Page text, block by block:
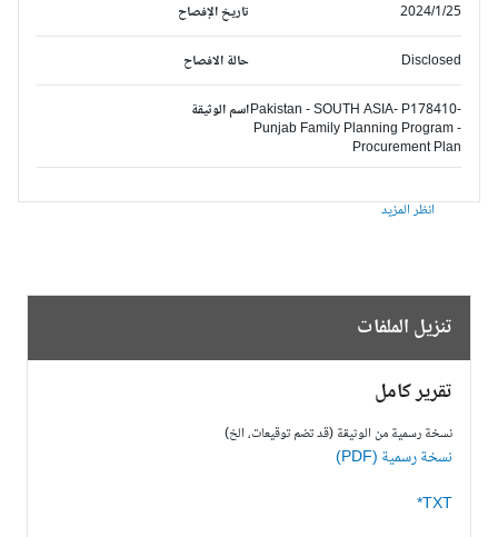
تاريخ الإفصاح
2024/1/25
حالة الافصاح Disclosed
اسم الوثيقةPakistan - SOUTH ASIA- P178410-
Punjab Family Planning Program -
Procurement Plan
انظر المزيد
تنزيل الملفات
تقرير كامل
نسخة رسمية من الوثيقة (قد تضم توقيعات، الخ)
نسخة رسمية (PDF)
TXT*